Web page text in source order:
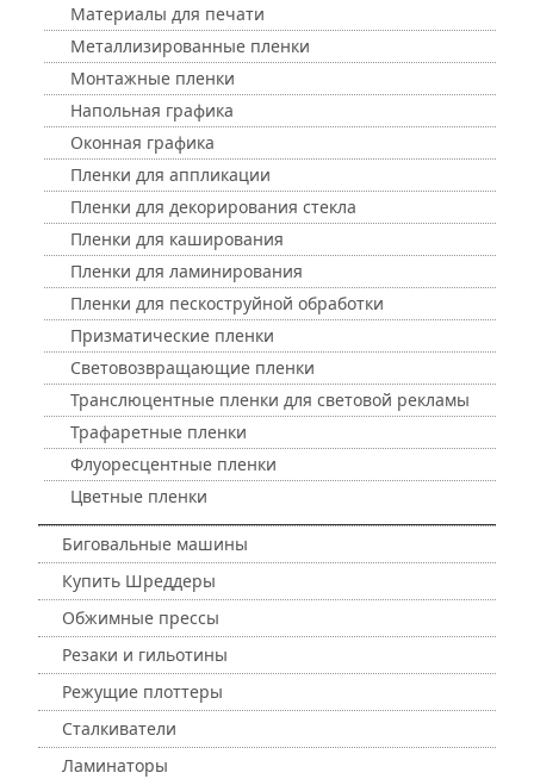
Материалы для печати
Металлизированные пленки
Монтажные пленки
Напольная графика
Оконная графика
Пленки для аппликации
Пленки для декорирования стекла
Пленки для каширования
Пленки для ламинирования
Пленки для пескоструйной обработки
Призматические пленки
Световозвращающие пленки
Транслюцентные пленки для световой рекламы
Трафаретные пленки
Флуоресцентные пленки
Цветные пленки
Биговальные машины
Купить Шреддеры
Обжимные прессы
Резаки и гильотины
Режущие плоттеры
Сталкиватели
Ламинаторы